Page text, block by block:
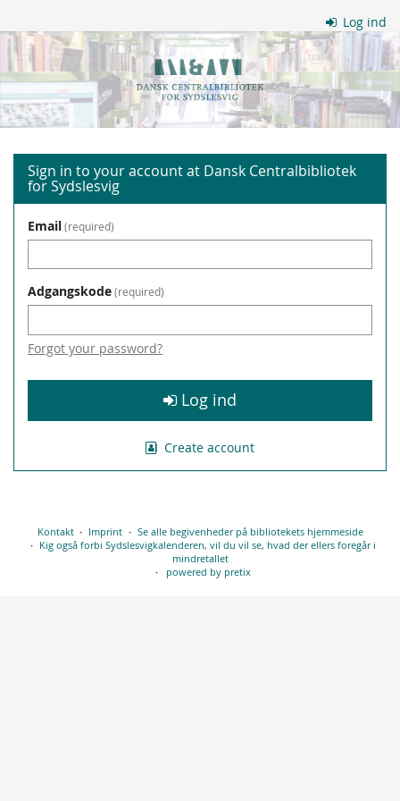
main
content
Log ind
Dansk
Centralbibliotek
for
Sydslesvig
Sign in to your account at Dansk Centralbibliotek
for Sydslesvig
Email required
Adgangskode required
Forgot your password?
Log ind
Create account
Kontakt Imprint
Se alle begivenheder på bibliotekets hjemmeside
Kig også forbi Sydslesvigkalenderen, vil du vil se, hvad der ellers foregår i
mindretallet
powered by pretix